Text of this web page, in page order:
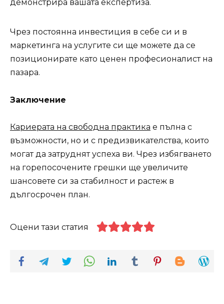
демонстрира вашата експертиза.
Чрез постоянна инвестиция в себе си и в
маркетинга на услугите си ще можете да се
позиционирате като ценен професионалист на
пазара.
Заключение
Кариерата на свободна практика е пълна с
възможности, но и с предизвикателства, които
могат да затруднят успеха ви. Чрез избягването
на горепосочените грешки ще увеличите
шансовете си за стабилност и растеж в
дългосрочен план.
Оцени тази статия